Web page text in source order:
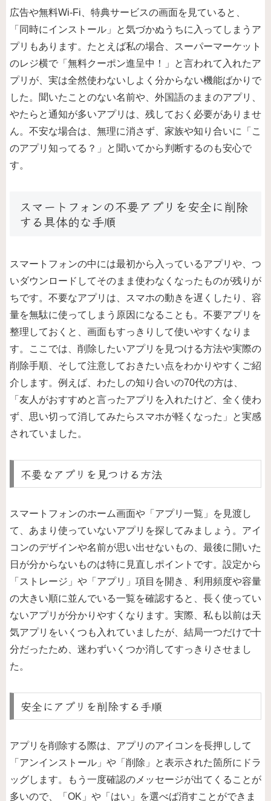
広告や無料Wi-Fi、特典サービスの画面を見ていると、
「同時にインストール」と気づかぬうちに入ってしまうア
プリもあります。たとえば私の場合、スーパーマーケット
のレジ横で「無料クーポン進呈中！」と言われて入れたア
プリが、実は全然使わないしよく分からない機能ばかりで
した。聞いたことのない名前や、外国語のままのアプリ、
やたらと通知が多いアプリは、残しておく必要がありませ
ん。不安な場合は、無理に消さず、家族や知り合いに「こ
のアプリ知ってる？」と聞いてから判断するのも安心で
す。
スマートフォンの不要アプリを安全に削除
する具体的な手順
スマートフォンの中には最初から入っているアプリや、つ
いダウンロードしてそのまま使わなくなったものが残りが
ちです。不要なアプリは、スマホの動きを遅くしたり、容
量を無駄に使ってしまう原因になることも。不要アプリを
整理しておくと、画面もすっきりして使いやすくなりま
す。ここでは、削除したいアプリを見つける方法や実際の
削除手順、そして注意しておきたい点をわかりやすくご紹
介します。例えば、わたしの知り合いの70代の方は、
「友人がおすすめと言ったアプリを入れたけど、全く使わ
ず、思い切って消してみたらスマホが軽くなった」と実感
されていました。
不要なアプリを見つける方法
スマートフォンのホーム画面や「アプリ一覧」を見渡し
て、あまり使っていないアプリを探してみましょう。アイ
コンのデザインや名前が思い出せないもの、最後に開いた
日が分からないものは特に見直しポイントです。設定から
「ストレージ」や「アプリ」項目を開き、利用頻度や容量
の大きい順に並んでいる一覧を確認すると、長く使ってい
ないアプリが分かりやすくなります。実際、私も以前は天
気アプリをいくつも入れていましたが、結局一つだけで十
分だったため、迷わずいくつか消してすっきりさせまし
た。
安全にアプリを削除する手順
アプリを削除する際は、アプリのアイコンを長押しして
「アンインストール」や「削除」と表示された箇所にドラ
ッグします。もう一度確認のメッセージが出てくることが
多いので、「OK」や「はい」を選べば消すことができま